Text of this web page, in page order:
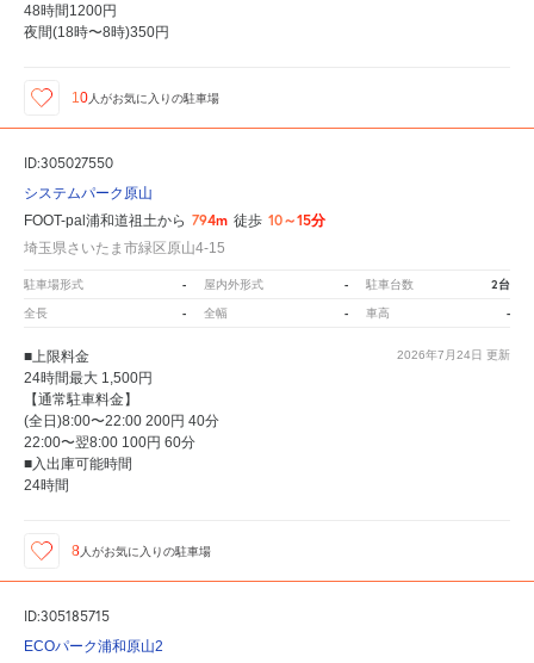
48時間1200円
夜間(18時〜8時)350円
10 人がお気に入りの駐車場
ID:305027550
システムパーク原山
FOOT-pal浦和道祖土から 794m 徒歩 10～15分
埼玉県さいたま市緑区原山4-15
駐車場形式 - 屋内外形式 - 駐車台数 2台
全長 - 全幅 - 車高 -
2026年7月24日 更新
■上限料金
24時間最大 1,500円
【通常駐車料金】
(全日)8:00〜22:00 200円 40分
22:00〜翌8:00 100円 60分
■入出庫可能時間
24時間
8 人がお気に入りの駐車場
ID:305185715
ECOパーク浦和原山2